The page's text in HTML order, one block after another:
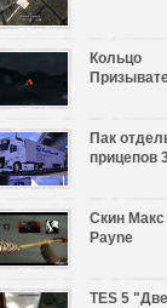
Кольцо
Пак
прицепов
Скин
Payne
TES 5